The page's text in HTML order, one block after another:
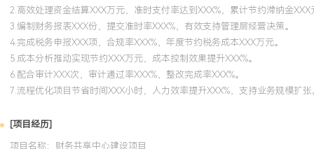
2.高效处理资金结算XXX万元，准时支付率达到XXX%，累计节约滞纳金XXX
3.编制财务报表XXX份，提交准时率XXX%，有效支持管理层经营决策。
4.完成税务申报XXX项，合规率XXX%，年度节约税务成本XXX万元。
5.成本分析推动实现节约XXX万元，成本控制效果提升XXX%。
6.配合审计XXX次，审计通过率XXX%，整改完成率XXX%。
7.流程优化项目节省时间XXX小时，人力效率提升XXX%，支持业务规模扩张
[项目经历]
项目名称：财务共享中心建设项目